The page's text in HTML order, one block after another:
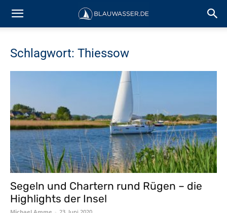
Schlagwort: Thiessow
Segeln und Chartern rund Rügen – die
Highlights der Insel